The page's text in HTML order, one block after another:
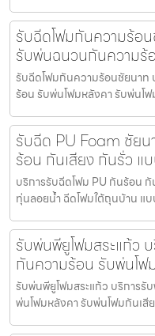
รับฉีดโฟมกันความร้อ
รับพ่นฉนวนกันความร้
รับฉีดโฟมกันความร้อนชัยนา
ร้อน รับพ่นโฟมหลังคา รับพ่นโ
รับฉีด PU Foam ชัย
ร้อน กันเสียง กันรั่ว แ
บริการรับฉีดโฟม PU กันร้อน
ทุ่นลอยน้ำ ฉีดโฟมใต้ถุนบ้าน แ
รับพ่นพียูโฟมสระแก้ว
กันความร้อน รับพ่นโฟ
รับพ่นพียูโฟมสระแก้ว บริการ
พ่นโฟมหลังคา รับพ่นโฟมกันเสี